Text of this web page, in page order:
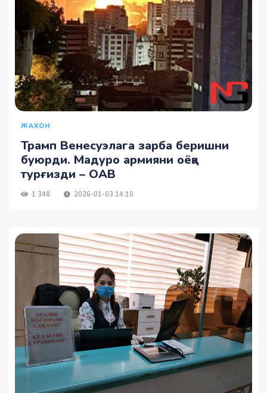
ЖАХОН
Трамп Венесуэлага зарба беришни
буюрди. Мадуро армияни оёққа
турғизди – ОАВ
1 348 2026-01-03 14:10